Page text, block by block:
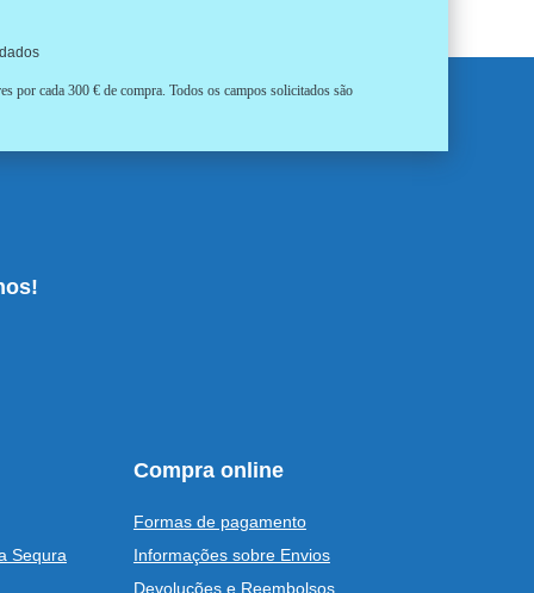
por cada 300 € de compra. Todos os campos solicitados são
Sequra
Compra online
Formas de pagamento
Informações sobre Envios
Devoluções e Reembolsos